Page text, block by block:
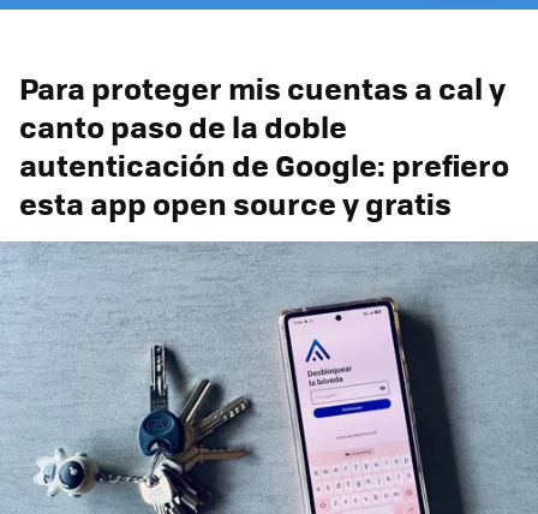
Para proteger mis cuentas a cal y
canto paso de la doble
autenticación de Google: prefiero
esta app open source y gratis